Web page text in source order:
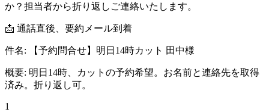
か？担当者から折り返しご連絡いたします。
📩 通話直後、要約メール到着
件名: 【予約問合せ】明日14時カット 田中様
概要: 明日14時、カットの予約希望。お名前と連絡先を取得
済み。折り返し可。
1